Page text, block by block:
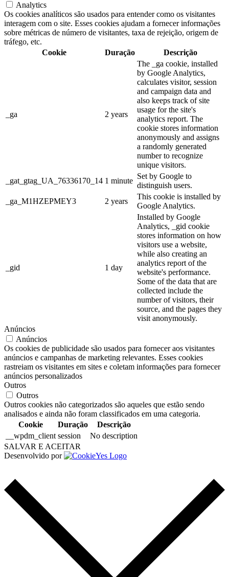
Analytics
Os cookies analíticos são usados para entender como os visitantes
interagem com o site. Esses cookies ajudam a fornecer informações
sobre métricas de número de visitantes, taxa de rejeição, origem de
tráfego, etc.
Cookie
Duração Descrição
_ga 2 years
The _ga cookie, installed
by Google Analytics,
calculates visitor, session
and campaign data and
also keeps track of site
usage for the site's
analytics report. The
cookie stores information
anonymously and assigns
a randomly generated
number to recognize
unique visitors.
_gat_gtag_UA_76336170_14 1 minute
Set by Google to
distinguish users.
_ga_M1HZEPMEY3
2 years
This cookie is installed by
Google Analytics.
_gid 1 day
Installed by Google
Analytics, _gid cookie
stores information on how
visitors use a website,
while also creating an
analytics report of the
website's performance.
Some of the data that are
collected include the
number of visitors, their
source, and the pages they
visit anonymously.
Anúncios
Anúncios
Os cookies de publicidade são usados para fornecer aos visitantes
anúncios e campanhas de marketing relevantes. Esses cookies
rastreiam os visitantes em sites e coletam informações para fornecer
anúncios personalizados
Outros
Outros
Outros cookies não categorizados são aqueles que estão sendo
analisados e ainda não foram classificados em uma categoria.
Cookie
Duração
Descrição
__wpdm_client session
No description
SALVAR E ACEITAR
Desenvolvido por